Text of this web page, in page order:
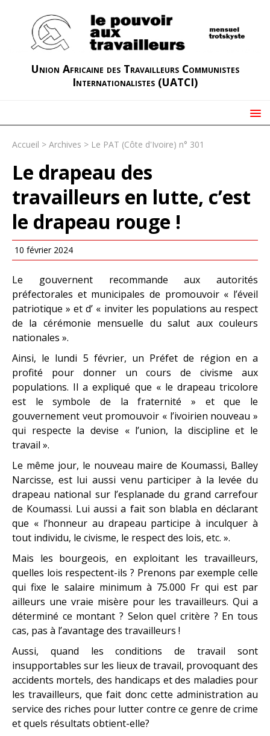
Union Africaine des Travailleurs Communistes
Internationalistes (UATCI)
Accueil > Archives > Le PAT (Côte d'Ivoire) n° 301
Le drapeau des
travailleurs en lutte, c’est
le drapeau rouge !
10 février 2024
Le gouvernent recommande aux autorités
préfectorales et municipales de promouvoir « l’éveil
patriotique » et d’ « inviter les populations au respect
de la cérémonie mensuelle du salut aux couleurs
nationales ».
Ainsi, le lundi 5 février, un Préfet de région en a
profité pour donner un cours de civisme aux
populations. Il a expliqué que « le drapeau tricolore
est le symbole de la fraternité » et que le
gouvernement veut promouvoir « l’ivoirien nouveau »
qui respecte la devise « l’union, la discipline et le
travail ».
Le même jour, le nouveau maire de Koumassi, Balley
Narcisse, est lui aussi venu participer à la levée du
drapeau national sur l’esplanade du grand carrefour
de Koumassi. Lui aussi a fait son blabla en déclarant
que « l’honneur au drapeau participe à inculquer à
tout individu, le civisme, le respect des lois, etc. ».
Mais les bourgeois, en exploitant les travailleurs,
quelles lois respectent-ils ? Prenons par exemple celle
qui fixe le salaire minimum à 75.000 Fr qui est par
ailleurs une vraie misère pour les travailleurs. Qui a
déterminé ce montant ? Selon quel critère ? En tous
cas, pas à l’avantage des travailleurs !
Aussi, quand les conditions de travail sont
insupportables sur les lieux de travail, provoquant des
accidents mortels, des handicaps et des maladies pour
les travailleurs, que fait donc cette administration au
service des riches pour lutter contre ce genre de crime
et quels résultats obtient-elle?